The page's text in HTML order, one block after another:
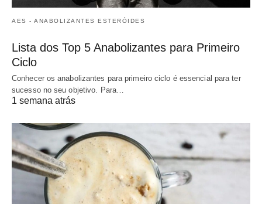
AES - ANABOLIZANTES ESTERÓIDES
Lista dos Top 5 Anabolizantes para Primeiro
Ciclo
Conhecer os anabolizantes para primeiro ciclo é essencial para ter
sucesso no seu objetivo. Para…
1 semana atrás